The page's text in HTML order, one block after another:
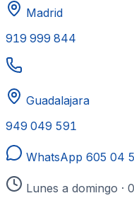
Madrid
919 999 844
Guadalajara
949 049 591
WhatsApp 605 04
Lunes a domingo ·